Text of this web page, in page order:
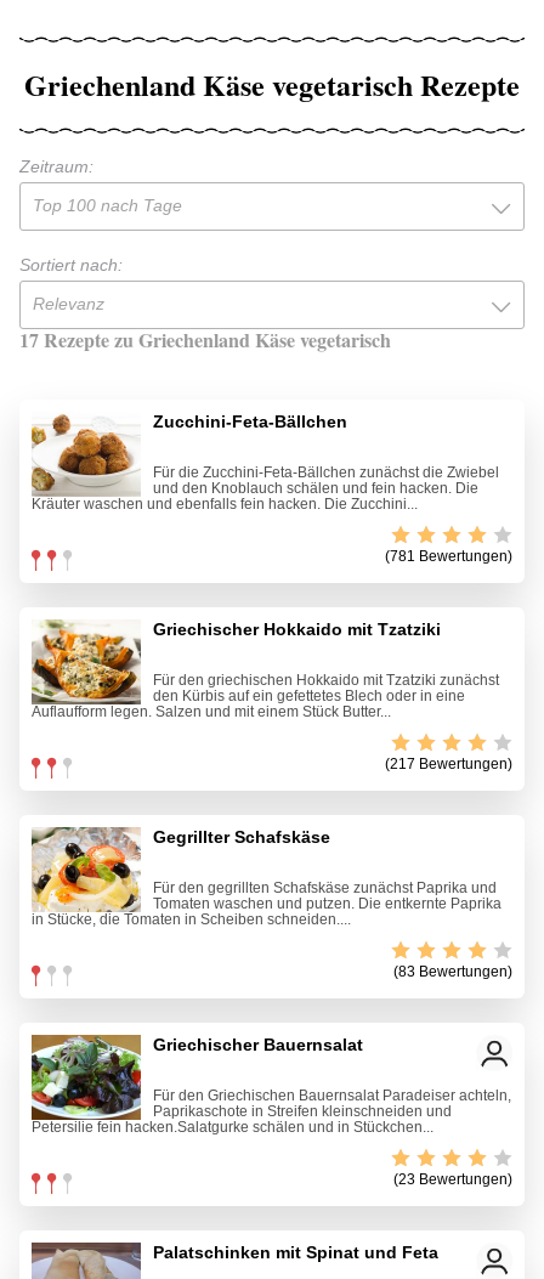
Griechenland Käse vegetarisch Rezepte
Zeitraum:
Top 100 nach Tage
Sortiert nach:
Relevanz
17 Rezepte zu Griechenland Käse vegetarisch
Zucchini-Feta-Bällchen
Für die Zucchini-Feta-Bällchen zunächst die Zwiebel
und den Knoblauch schälen und fein hacken. Die
Kräuter waschen und ebenfalls fein hacken. Die Zucchini...
(781 Bewertungen)
Griechischer Hokkaido mit Tzatziki
Für den griechischen Hokkaido mit Tzatziki zunächst
den Kürbis auf ein gefettetes Blech oder in eine
Auflaufform legen. Salzen und mit einem Stück Butter...
(217 Bewertungen)
Gegrillter Schafskäse
Für den gegrillten Schafskäse zunächst Paprika und
Tomaten waschen und putzen. Die entkernte Paprika
in Stücke, die Tomaten in Scheiben schneiden....
(83 Bewertungen)
Griechischer Bauernsalat
Für den Griechischen Bauernsalat Paradeiser achteln,
Paprikaschote in Streifen kleinschneiden und
Petersilie fein hacken.Salatgurke schälen und in Stückchen...
(23 Bewertungen)
Palatschinken mit Spinat und Feta